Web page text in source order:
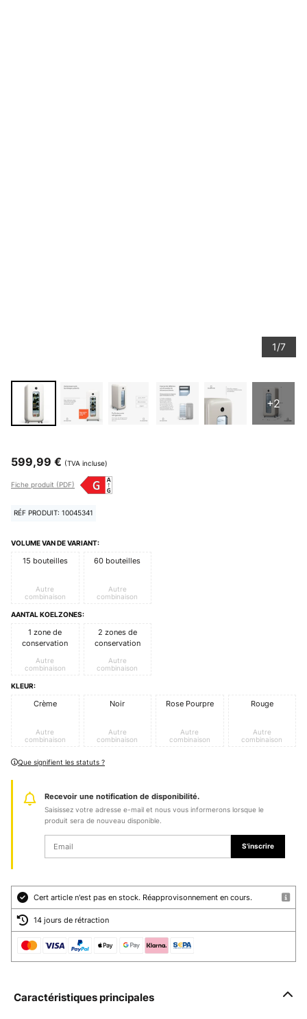
1/7
+2
599,99 € (TVA incluse)
Fiche produit (PDF)
RÉF PRODUIT: 10045341
VOLUME VAN DE VARIANT:
15 bouteilles
Autre
combinaison
60 bouteilles
Autre
combinaison
AANTAL KOELZONES:
1 zone de
conservation
Autre
combinaison
2 zones de
conservation
Autre
combinaison
KLEUR:
Crème
Autre
combinaison
Noir
Autre
combinaison
Rose Pourpre
Autre
combinaison
Rouge
Autre
combinaison
Que signifient les statuts ?
Recevoir une notification de disponibilité.
Saisissez votre adresse e-mail et nous vous informerons lorsque le
produit sera de nouveau disponible.
S'inscrire
Cert article n'est pas en stock. Réapprovisonnement en cours.
14 jours de rétraction
Caractéristiques principales